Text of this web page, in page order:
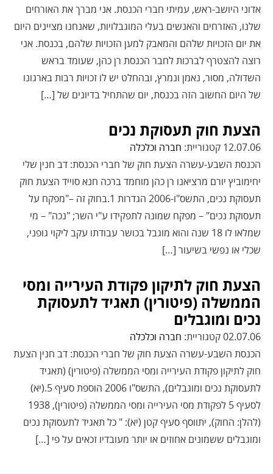
אדוני היושב-ראש, עמיתי חברי הכנסת. אני מברך את האורחים
שלנו, האזרחים והאנשים בעלי המוגבלויות, שאנחנו מציינים היום
את יום הזכויות שלהם והמאבק למען הזכויות שלהם, בכנסת. אני
רוצה להצטרף לברכות לחבר הכנסת רן כהן, שעומד בראש
השדולה, מסור, נאמן ונמרץ, ובהחלט יש לו זכויות רבות בארגונו
של היום החשוב הזה בכנסת, יום שהתחיל בדיונים של […]
הצעת חוק תעסוקת נכים
12.07.06 קטגוריית:
חברה וכלכלה
הכנסת השבע-עשרה הצעת חוק של חברי הכנסת: דב חנין שלי
יחימוביץ יורם מרציאנו רן כהן מוחמד ברכה חנא סוייד הצעת חוק
תעסוקת נכים, התשס"ו-2006 הגדרות 1.בחוק זה –"מפקח על
תעסוקת נכים" – מפקח שמונה לתפקידו ע"י השר; "נכה" – מי
שמלאו לו 18 שנה והוא מוגבל בכושר עבודתו עקב ליקוי גופני,
שכלי או נפשי בשיעור […]
הצעת חוק לתיקון פקודת העירייה ומסי
הממשלה (פיטורין) תאגיד לתעסוקת
נכים ומוגבלים
02.07.06 קטגוריית:
חברה וכלכלה
הכנסת השבע-עשרה הצעת חוק של חברי הכנסת: דב חנין הצעת
חוק לתיקון פקודת העירייה ומסי הממשלה (פיטורין) (תאגיד
לתעסוקת נכים ומוגבלים), התשס"ו 2006 הוספת סעיף 5.(יא)
לסעיף 5 לפקודת מסי העירייה ומסי הממשלה (פיטורין), 1938
(להלן: החוק), יתווסף סעיף קטן (יא): " כל תאגיד לתעסוקת נכים
ומוגבלים ששמונים אחוזים או יותר מעובדיו זכאים על פי […]